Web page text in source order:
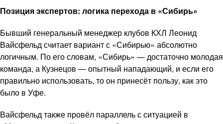
Позиция экспертов: логика перехода в «Сибирь»
Бывший генеральный менеджер клубов КХЛ Леонид
Вайсфельд считает вариант с «Сибирью» абсолютно
логичным. По его словам, «Сибирь» — достаточно молодая
команда, а Кузнецов — опытный нападающий, и если его
правильно использовать, то он принесёт пользу, как это
было в Уфе.
Вайсфельд также провёл параллель с ситуацией в